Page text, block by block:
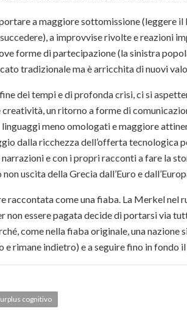
portare a maggiore sottomissione (leggere
a improvvise rivolte e reazioni
forme di partecipazione (la sinistra
tradizionale ma è arricchita di nuovi
dei tempi e di profonda crisi, ci si
un ritorno a forme di
meno omologati e maggiore
dalla ricchezza dell’offerta tecnologica
e con i propri racconti a fare la
uscita della Grecia dall’Euro e
raccontata come una fiaba. La Merkel nel
essere pagata decide di portarsi via
come nella fiaba originale, una nazione
rimane indietro) e a seguire fino in fondo
cognitivo